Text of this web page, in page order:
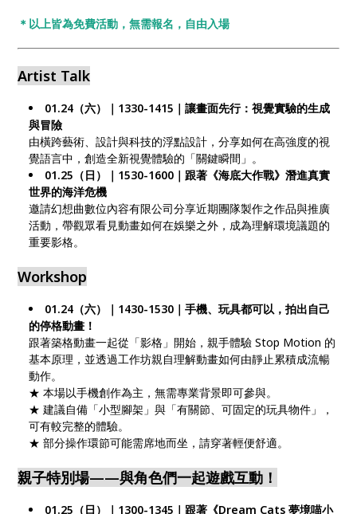
＊以上皆為免費活動，無需報名，自由入場
Artist Talk
01.24（六）｜1330-1415｜讓畫面先行：視覺實驗的生成
與冒險
由橫跨藝術、設計與科技的浮點設計，分享如何在高強度的視
覺語言中，創造全新視覺體驗的「關鍵瞬間」。
01.25（日）｜1530-1600｜跟著《海底大作戰》潛進真實
世界的海洋危機
邀請幻想曲數位內容有限公司分享近期團隊製作之作品與推廣
活動，帶觀眾看見動畫如何在娛樂之外，成為理解環境議題的
重要影格。
Workshop
01.24（六）｜1430-1530｜手機、玩具都可以，拍出自己
的停格動畫！
跟著築格動畫一起從「影格」開始，親手體驗 Stop Motion 的
基本原理，並透過工作坊親自理解動畫如何由靜止累積成流暢
動作。
★ 本場以手機創作為主，無需專業背景即可參與。
★ 建議自備「小型腳架」與「有關節、可固定的玩具物件」，
可有較完整的體驗。
★ 部分操作環節可能需席地而坐，請穿著輕便舒適。
親子特別場——與角色們一起遊戲互動！
01.25（日）｜1300-1345｜跟著《Dream Cats 夢境喵小